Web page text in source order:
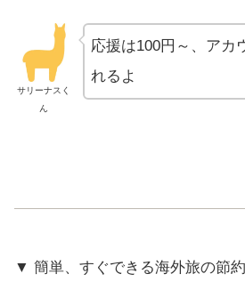
サリーナスく
ん
応援は100円～、アカ
れるよ
▼ 簡単、すぐできる海外旅の節